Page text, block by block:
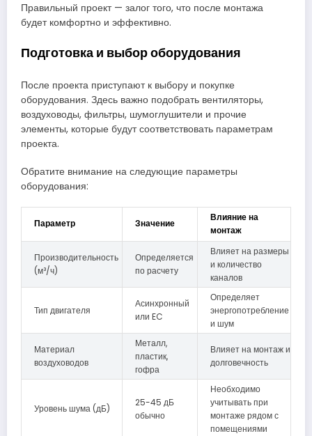
Правильный проект — залог того, что после монтажа
будет комфортно и эффективно.
Подготовка и выбор оборудования
После проекта приступают к выбору и покупке
оборудования. Здесь важно подобрать вентиляторы,
воздуховоды, фильтры, шумоглушители и прочие
элементы, которые будут соответствовать параметрам
проекта.
Обратите внимание на следующие параметры
оборудования:
Параметр Значение
Влияние на
монтаж
Производительность
(м³/ч)
Определяется
по расчету
Влияет на размеры
и количество
каналов
Тип двигателя
Асинхронный
или EC
Определяет
энергопотребление
и шум
Материал
воздуховодов
Металл,
пластик,
гофра
Влияет на монтаж и
долговечность
Уровень шума (дБ)
25-45 дБ
обычно
Необходимо
учитывать при
монтаже рядом с
помещениями